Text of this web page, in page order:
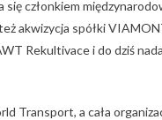
się członkiem
akwizycja spółki
Rekultivace i do dziś
Transport, a cała